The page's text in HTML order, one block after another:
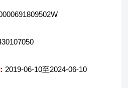
2019-06-10至2024-06-10